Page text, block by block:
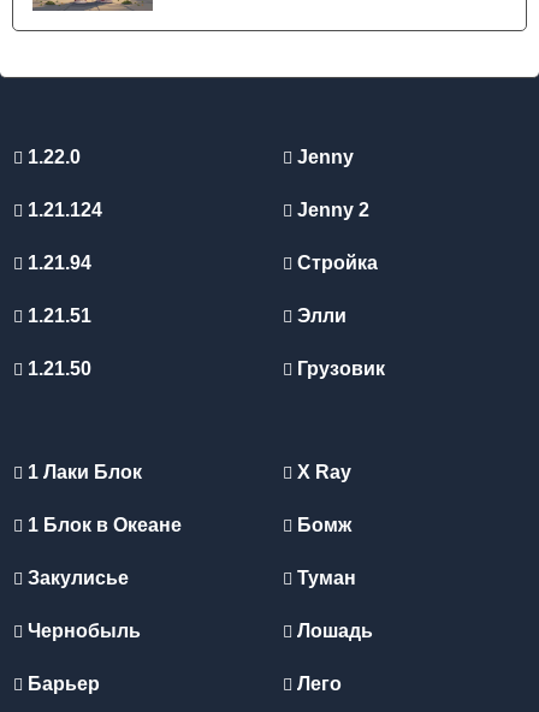
1.22.0
1.21.124
1.21.94
1.21.51
1.21.50
Jenny
Jenny 2
Стройка
Элли
Грузовик
1 Лаки Блок
1 Блок в Океане
Закулисье
Чернобыль
Барьер
X Ray
Бомж
Туман
Лошадь
Лего